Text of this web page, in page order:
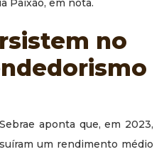
Paixão, em nota.
no
aponta que, em 2023,
um rendimento médio